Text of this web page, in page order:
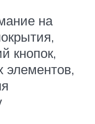
на
кнопок,
элементов,